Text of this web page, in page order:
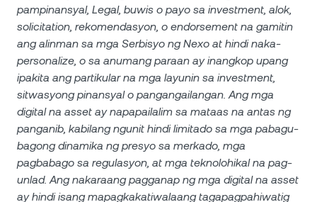
pampinansyal, Legal, buwis o payo sa investment, alok,
solicitation, rekomendasyon, o endorsement na gamitin
ang alinman sa mga Serbisyo ng Nexo at hindi naka-
personalize, o sa anumang paraan ay inangkop upang
ipakita ang partikular na mga layunin sa investment,
sitwasyong pinansyal o pangangailangan. Ang mga
digital na asset ay napapailalim sa mataas na antas ng
panganib, kabilang ngunit hindi limitado sa mga pabagu-
bagong dinamika ng presyo sa merkado, mga
pagbabago sa regulasyon, at mga teknolohikal na pag-
unlad. Ang nakaraang pagganap ng mga digital na asset
ay hindi isang mapagkakatiwalaang tagapagpahiwatig